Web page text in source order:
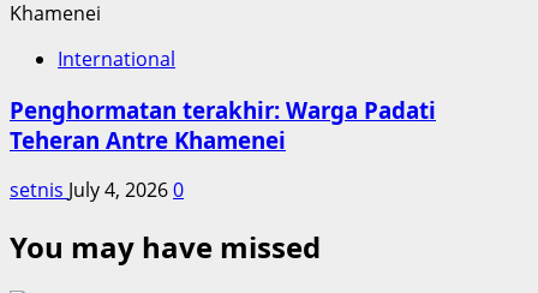
International
Penghormatan terakhir: Warga Padati
Teheran Antre Khamenei
setnis July 4, 20260
You may have missed